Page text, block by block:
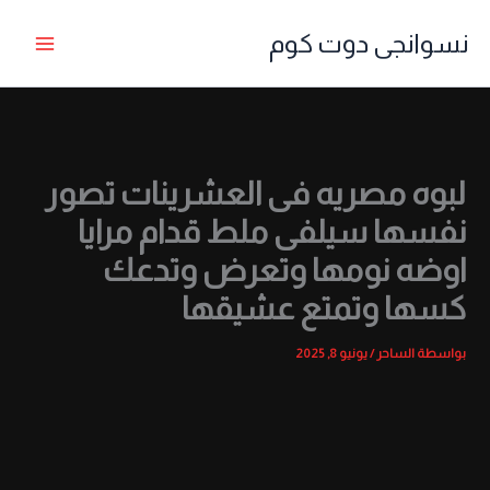
نسوانجى دوت كوم
لبوه مصريه فى العشرينات تصور
نفسها سيلفى ملط قدام مرايا
اوضه نومها وتعرض وتدعك
كسها وتمتع عشيقها
بواسطة الساحر/يونيو 8, 2025